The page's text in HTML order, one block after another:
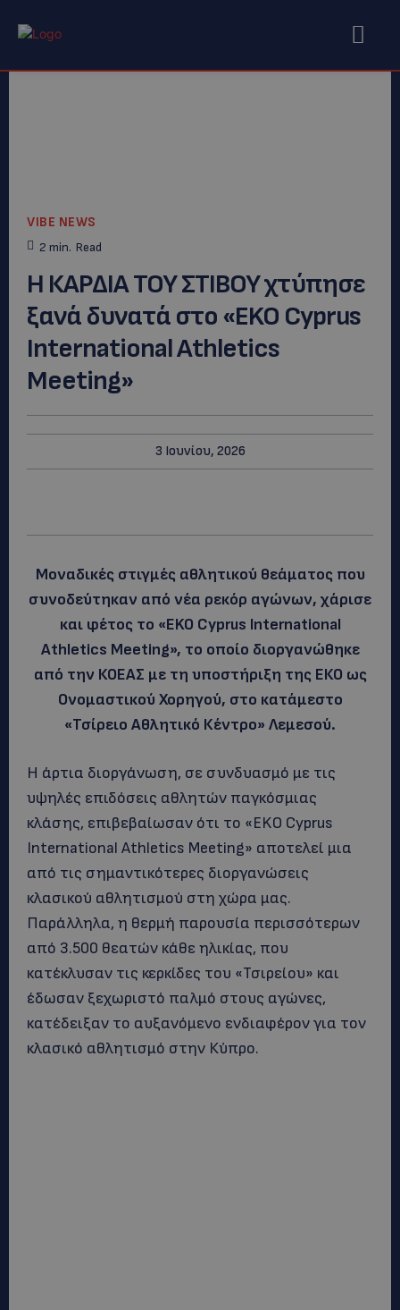
VIBE NEWS
2 min. Read
Η ΚΑΡΔΙΑ ΤΟΥ ΣΤΙΒΟΥ χτύπησε
ξανά δυνατά στο «EKO Cyprus
International Athletics
Meeting»
3 Ιουνίου, 2026
Mοναδικές στιγμές αθλητικού θεάματος που
συνοδεύτηκαν από νέα ρεκόρ αγώνων, χάρισε
και φέτος το «EKO Cyprus International
Athletics Meeting», το οποίο διοργανώθηκε
από την ΚΟΕΑΣ με τη υποστήριξη της ΕΚΟ ως
Ονομαστικού Χορηγού, στο κατάμεστο
«Τσίρειο Αθλητικό Κέντρο» Λεμεσού.
Η άρτια διοργάνωση, σε συνδυασμό με τις
υψηλές επιδόσεις αθλητών παγκόσμιας
κλάσης, επιβεβαίωσαν ότι το «EKO Cyprus
International Athletics Meeting» αποτελεί μια
από τις σημαντικότερες διοργανώσεις
κλασικού αθλητισμού στη χώρα μας.
Παράλληλα, η θερμή παρουσία περισσότερων
από 3.500 θεατών κάθε ηλικίας, που
κατέκλυσαν τις κερκίδες του «Τσιρείου» και
έδωσαν ξεχωριστό παλμό στους αγώνες,
κατέδειξαν το αυξανόμενο ενδιαφέρον για τον
κλασικό αθλητισμό στην Κύπρο.